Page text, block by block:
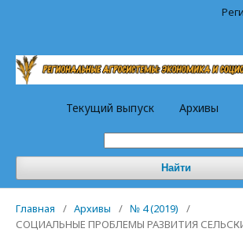
Текущий выпуск Архивы
Найти
Главная / Архивы / № 4 (2019)
/
СОЦИАЛЬНЫЕ ПРОБЛЕМЫ РАЗВИТИЯ